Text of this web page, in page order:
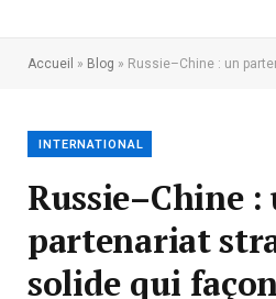
Accueil » Blog » Russie–Chine : un partenariat
INTERNATIONAL
Russie–Chine :
partenariat
solide qui